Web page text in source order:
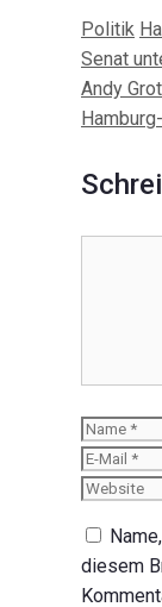
Politik
Beitrags-
Senat
Andy
Name
diesem